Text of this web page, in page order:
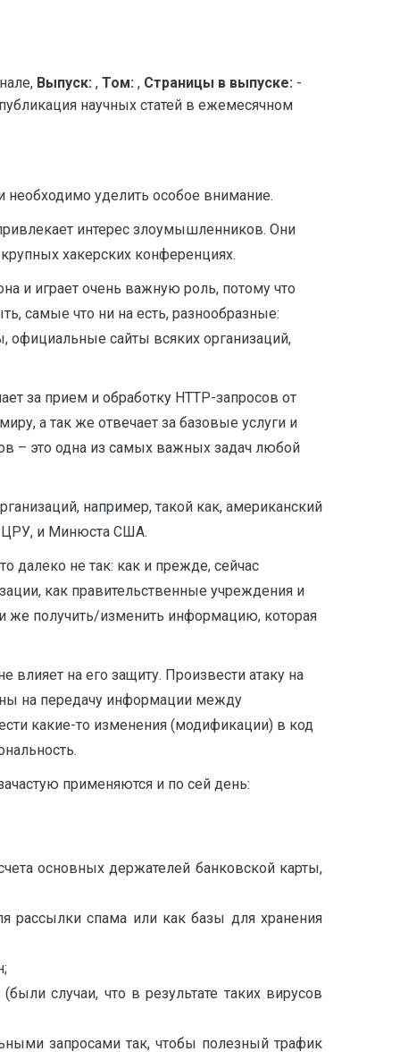
Выпуск: , Том: , Страницы в выпуске: -
научных статей в ежемесячном
уделить особое внимание.
интерес злоумышленников. Они
хакерских конференциях.
и играет очень важную роль, потому что
самые что ни на есть, разнообразные:
официальные сайты всяких организаций,
за прием и обработку HTTP-запросов от
а так же отвечает за базовые услуги и
– это одна из самых важных задач любой
например, такой как, американский
ЦРУ, и Минюста США.
далеко не так: как и прежде, сейчас
как правительственные учреждения и
же получить/изменить информацию, которая
на его защиту. Произвести атаку на
на передачу информации между
какие-то изменения (модификации) в код
применяются и по сей день:
основных держателей банковской карты,
рассылки спама или как базы для хранения
случаи, что в результате таких вирусов
запросами так, чтобы полезный трафик